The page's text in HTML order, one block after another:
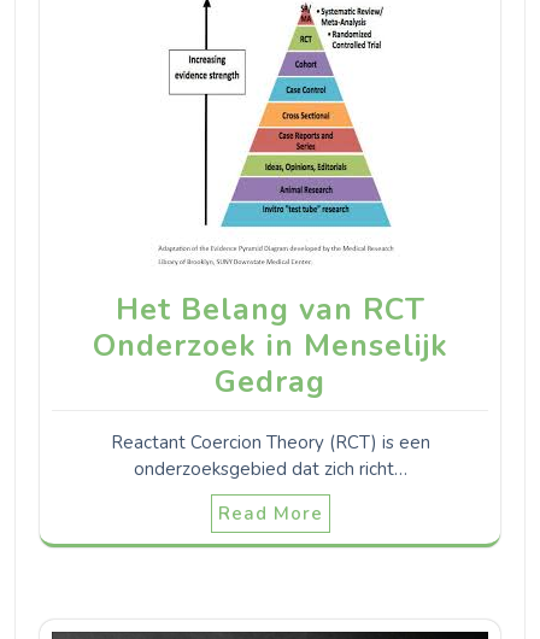
Het Belang van RCT
Onderzoek in Menselijk
Gedrag
Reactant Coercion Theory (RCT) is een
onderzoeksgebied dat zich richt…
Read More